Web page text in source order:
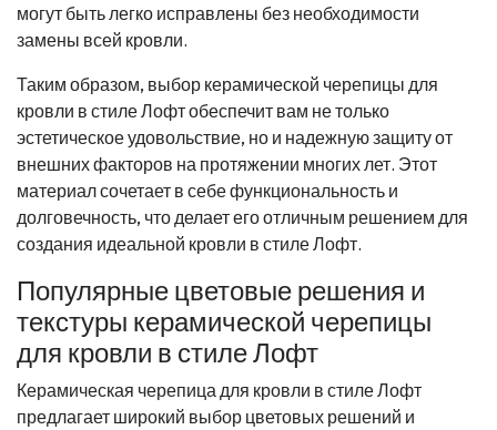
могут быть легко исправлены без необходимости
замены всей кровли.
Таким образом, выбор керамической черепицы для
кровли в стиле Лофт обеспечит вам не только
эстетическое удовольствие, но и надежную защиту от
внешних факторов на протяжении многих лет. Этот
материал сочетает в себе функциональность и
долговечность, что делает его отличным решением для
создания идеальной кровли в стиле Лофт.
Популярные цветовые решения и
текстуры керамической черепицы
для кровли в стиле Лофт
Керамическая черепица для кровли в стиле Лофт
предлагает широкий выбор цветовых решений и